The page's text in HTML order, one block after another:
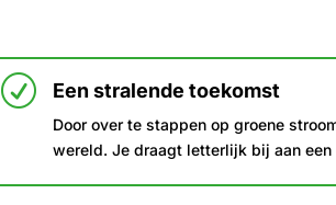
R Een stralende toekomst
Door over te stappen op groene
wereld. Je draagt letterlijk bij aan een